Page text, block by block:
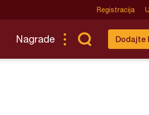
Registracija
Nagrade Dodajte